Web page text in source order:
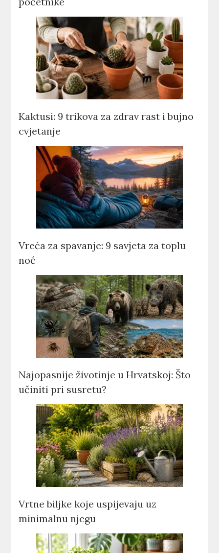
Kaktusi: 9 trikova za zdrav rast i bujno
cvjetanje
Vreća za spavanje: 9 savjeta za toplu
noć
Najopasnije životinje u Hrvatskoj: Što
učiniti pri susretu?
Vrtne biljke koje uspijevaju uz
minimalnu njegu